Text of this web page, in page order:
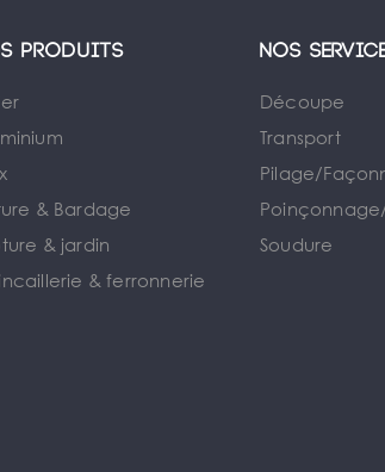
produits
& Bardage
& jardin
& ferronnerie
Nos
Découpe
Transport
Pilage/
Soudure